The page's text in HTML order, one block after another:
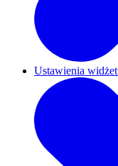
Ustawienia